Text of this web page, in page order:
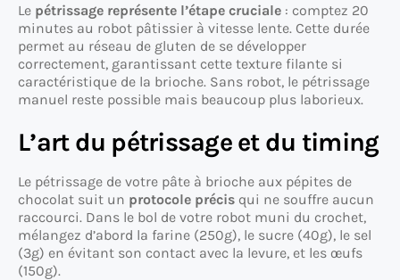
Le pétrissage représente l’étape cruciale : comptez 20
minutes au robot pâtissier à vitesse lente. Cette durée
permet au réseau de gluten de se développer
correctement, garantissant cette texture filante si
caractéristique de la brioche. Sans robot, le pétrissage
manuel reste possible mais beaucoup plus laborieux.
L’art du pétrissage et du timing
Le pétrissage de votre pâte à brioche aux pépites de
chocolat suit un protocole précis qui ne souffre aucun
raccourci. Dans le bol de votre robot muni du crochet,
mélangez d’abord la farine (250g), le sucre (40g), le sel
(3g) en évitant son contact avec la levure, et les œufs
(150g).